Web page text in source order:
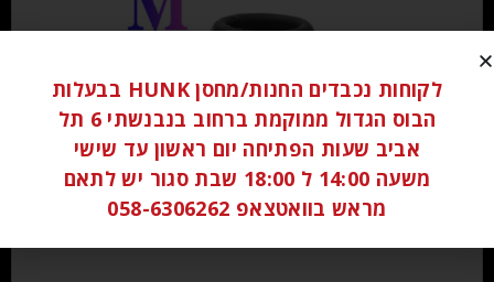
לקוחות נכבדים החנות/מחסן HUNK בבעלות
הבוס הגדול ממוקמת ברחוב בנבנשתי 6 תל
אביב שעות הפתיחה יום ראשון עד שישי
משעה 14:00 ל 18:00 שבת סגור יש לתאם
מראש בוואטצאפ 058-6306262